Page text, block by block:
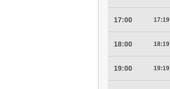
17:00 17:19
18:00 18:19
19:00 19:19